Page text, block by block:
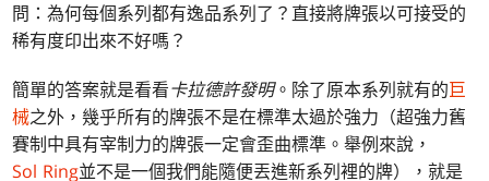
問：為何每個系列都有逸品系列了？直接將牌張以可接受的
稀有度印出來不好嗎？
簡單的答案就是看看卡拉德許發明。除了原本系列就有的巨
械之外，幾乎所有的牌張不是在標準太過於強力（超強力舊
賽制中具有宰制力的牌張一定會歪曲標準。舉例來說，
Sol Ring並不是一個我們能隨便丟進新系列裡的牌），就是